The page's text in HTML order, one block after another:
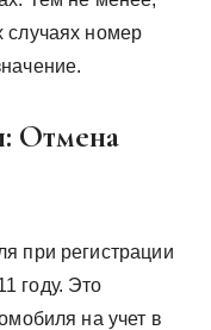
случаях номер
Отмена
при регистрации
году. Это
на учет в